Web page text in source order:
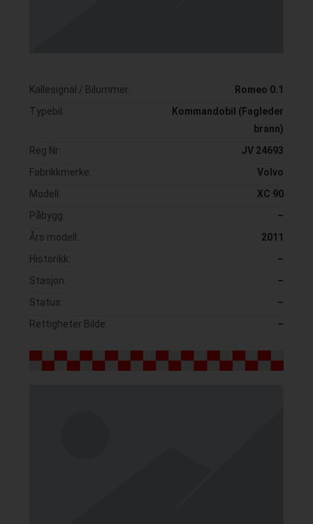
Kallesignal / Bilummer:
Romeo 0.1
Typebil:
Kommandobil (Fagleder
brann)
Reg Nr:
JV 24693
Fabrikkmerke:
Volvo
Modell:
XC 90
Påbygg:
–
Års modell:
2011
Historikk:
–
Stasjon:
–
Status:
–
Rettigheter Bilde:
–